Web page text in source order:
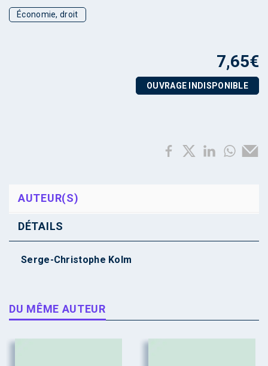
Économie, droit
7,65€
OUVRAGE INDISPONIBLE
AUTEUR(S)
DÉTAILS
Serge-Christophe Kolm
DU MÊME AUTEUR